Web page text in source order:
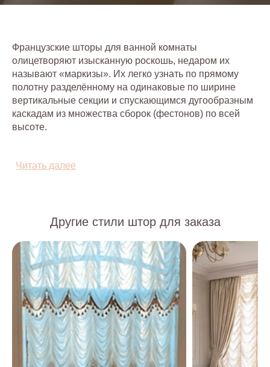
Французские шторы для ванной комнаты
олицетворяют изысканную роскошь, недаром их
называют «маркизы». Их легко узнать по прямому
полотну разделённому на одинаковые по ширине
вертикальные секции и спускающимся дугообразным
каскадам из множества сборок (фестонов) по всей
высоте.
видов:
портьерами, либо классическими шторами с
ламбрекеном.
Подъёмные - карниз снабжён механизмом
подъёма и фиксации на любой высоте. Могут быть
изготовлены из любой лёгкой или плотной ткани.
Из-за множества фестонов на пошив требуется
большое количество качественной ткани, бюджетная
ткань будет смотреться дёшево.
Обычно используется тюль, вуаль, органза, тонкий
шёлк, шифон, муар, батист, но часто применяются и
Читать далее
Другие стили штор для заказа